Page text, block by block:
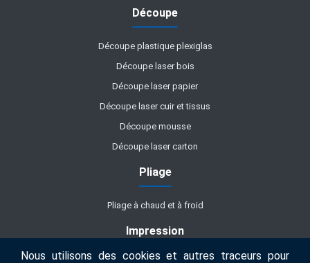
Découpe
Découpe plastique plexiglas
Découpe laser bois
Découpe laser papier
Découpe laser cuir et tissus
Découpe mousse
Découpe laser carton
Pliage
Pliage à chaud et à froid
Impression
Nous utilisons des cookies et autres traceurs pour